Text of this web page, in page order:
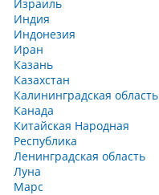
Израиль
Индия
Индонезия
Иран
Казань
Казахстан
Калининградская область
Канада
Китайская Народная
Республика
Ленинградская область
Луна
Марс